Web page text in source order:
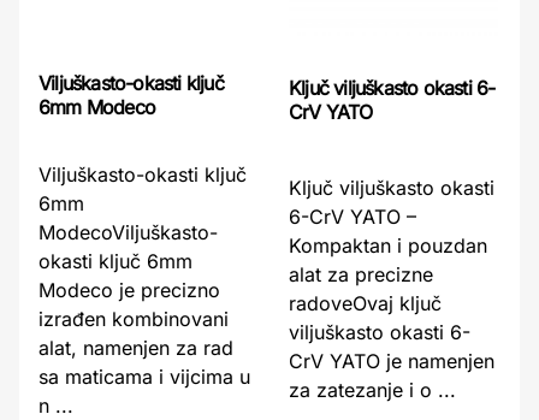
Viljuškasto-okasti ključ
6mm Modeco
Viljuškasto-okasti ključ
6mm
ModecoViljuškasto-
okasti ključ 6mm
Modeco je precizno
izrađen kombinovani
alat, namenjen za rad
sa maticama i vijcima u
n ...
Ključ viljuškasto okasti 6-
CrV YATO
Ključ viljuškasto okasti
6-CrV YATO –
Kompaktan i pouzdan
alat za precizne
radoveOvaj ključ
viljuškasto okasti 6-
CrV YATO je namenjen
za zatezanje i o ...